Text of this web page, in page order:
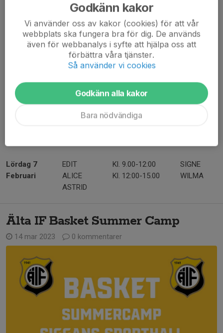
Lördag 24
januari
AMIRA
SIRI
PENNY
Januari
WILMA Kl. 9.00-12:00
ASTRID
Kl. 9.00-14.00
SIRI
ALICE
Lördag 7
Februari
EDIT Kl. 9.00-12:00
SIGNE
ALICE
Kl. 12:00-15.00
WILMA
ASTRID
Älta IF Basket Summer Camp
14 mar 2023 0 kommentarer
Godkänn kakor
Vi använder oss av kakor (cookies) för att vår
webbplats ska fungera bra för dig. De används
även för webbanalys i syfte att hjälpa oss att
förbättra våra tjänster.
Så använder vi cookies
Godkänn alla kakor
Bara nödvändiga